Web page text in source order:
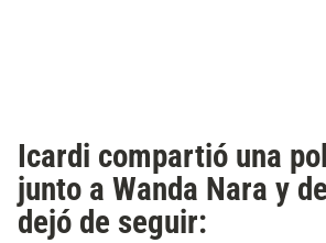
Icardi compartió una
junto a Wanda Nara y
dejó de seguir: